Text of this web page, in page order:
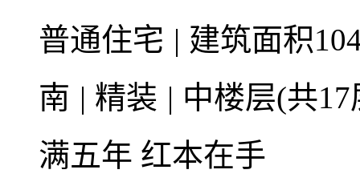
普通住宅 | 建筑面积
南 | 精装 | 中楼层(共
满五年 红本在手